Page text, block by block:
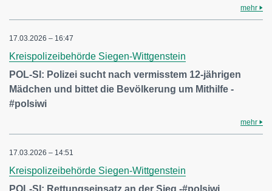
mehr
17.03.2026 – 16:47
Kreispolizeibehörde Siegen-Wittgenstein
POL-SI: Polizei sucht nach vermisstem 12-jährigen
Mädchen und bittet die Bevölkerung um Mithilfe -
#polsiwi
mehr
17.03.2026 – 14:51
Kreispolizeibehörde Siegen-Wittgenstein
POL-SI: Rettungseinsatz an der Sieg -#polsiwi